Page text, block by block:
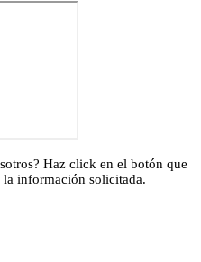
Haz click en el botón que
información solicitada.